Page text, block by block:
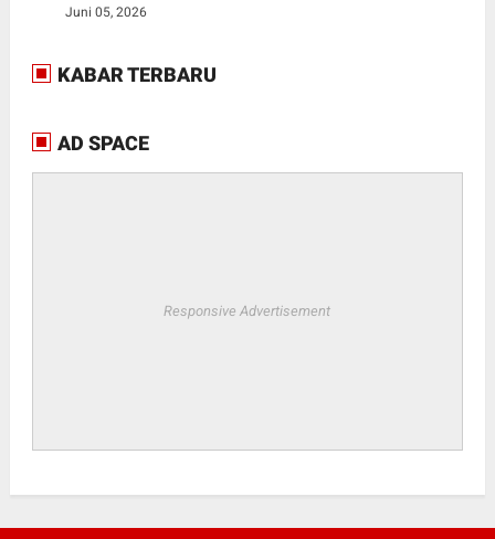
Juni 05, 2026
KABAR TERBARU
AD SPACE
Responsive Advertisement